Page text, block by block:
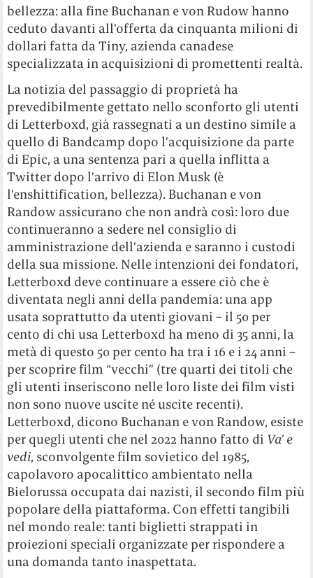
bellezza: alla fine Buchanan e von Rudow hanno
ceduto davanti all’offerta da cinquanta milioni di
dollari fatta da Tiny, azienda canadese
specializzata in acquisizioni di promettenti realtà.
La notizia del passaggio di proprietà ha
prevedibilmente gettato nello sconforto gli utenti
di Letterboxd, già rassegnati a un destino simile a
quello di Bandcamp dopo l’acquisizione da parte
di Epic, a una sentenza pari a quella inflitta a
Twitter dopo l’arrivo di Elon Musk (è
l’enshittification, bellezza). Buchanan e von
Randow assicurano che non andrà così: loro due
continueranno a sedere nel consiglio di
amministrazione dell’azienda e saranno i custodi
della sua missione. Nelle intenzioni dei fondatori,
Letterboxd deve continuare a essere ciò che è
diventata negli anni della pandemia: una app
usata soprattutto da utenti giovani – il 50 per
cento di chi usa Letterboxd ha meno di 35 anni, la
metà di questo 50 per cento ha tra i 16 e i 24 anni –
per scoprire film “vecchi” (tre quarti dei titoli che
gli utenti inseriscono nelle loro liste dei film visti
non sono nuove uscite né uscite recenti).
Letterboxd, dicono Buchanan e von Randow, esiste
per quegli utenti che nel 2022 hanno fatto di Va’ e
vedi, sconvolgente film sovietico del 1985,
capolavoro apocalittico ambientato nella
Bielorussa occupata dai nazisti, il secondo film più
popolare della piattaforma. Con effetti tangibili
nel mondo reale: tanti biglietti strappati in
proiezioni speciali organizzate per rispondere a
una domanda tanto inaspettata.